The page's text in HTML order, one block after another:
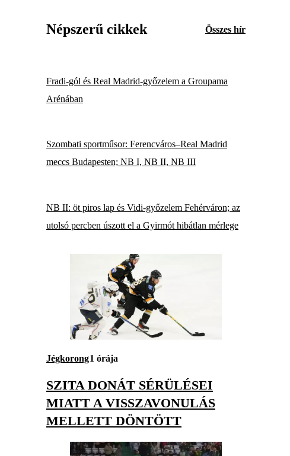
Népszerű cikkek Összes hír
Fradi-gól és Real Madrid-győzelem a Groupama
Arénában
Szombati sportműsor: Ferencváros–Real Madrid
meccs Budapesten; NB I, NB II, NB III
NB II: öt piros lap és Vidi-győzelem Fehérváron; az
utolsó percben úszott el a Gyirmót hibátlan mérlege
Jégkorong1 órája
SZITA DONÁT SÉRÜLÉSEI
MIATT A VISSZAVONULÁS
MELLETT DÖNTÖTT